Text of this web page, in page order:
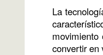
La
convertir en